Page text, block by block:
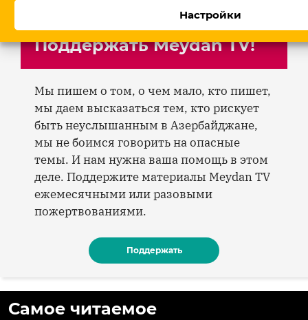
Настройки
Поддержать Meydan TV!
Мы пишем о том, о чем мало, кто пишет,
мы даем высказаться тем, кто рискует
быть неуслышанным в Азербайджане,
мы не боимся говорить на опасные
темы. И нам нужна ваша помощь в этом
деле. Поддержите материалы Meydan TV
ежемесячными или разовыми
пожертвованиями.
Поддержать
Самое читаемое